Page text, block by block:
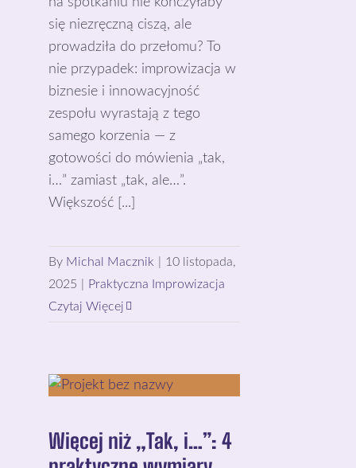
się niezręczną ciszą, ale
prowadziła do przełomu? To
nie przypadek: improwizacja w
biznesie i innowacyjność
zespołu wyrastają z tego
samego korzenia — z
gotowości do mówienia „tak,
i…” zamiast „tak, ale…”.
Większość [...]
By Michal Macznik
10 listopada,
2025
Praktyczna Improwizacja
Czytaj Więcej
Więcej niż „Tak, i…”: 4